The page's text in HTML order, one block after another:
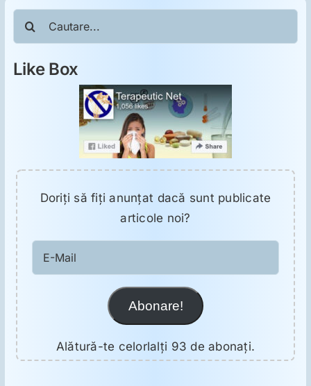
Like Box
Doriţi să fiţi anunţat dacă sunt publicate
articole noi?
Mail
Abonare!
Alătură-te celorlalți 93 de abonați.